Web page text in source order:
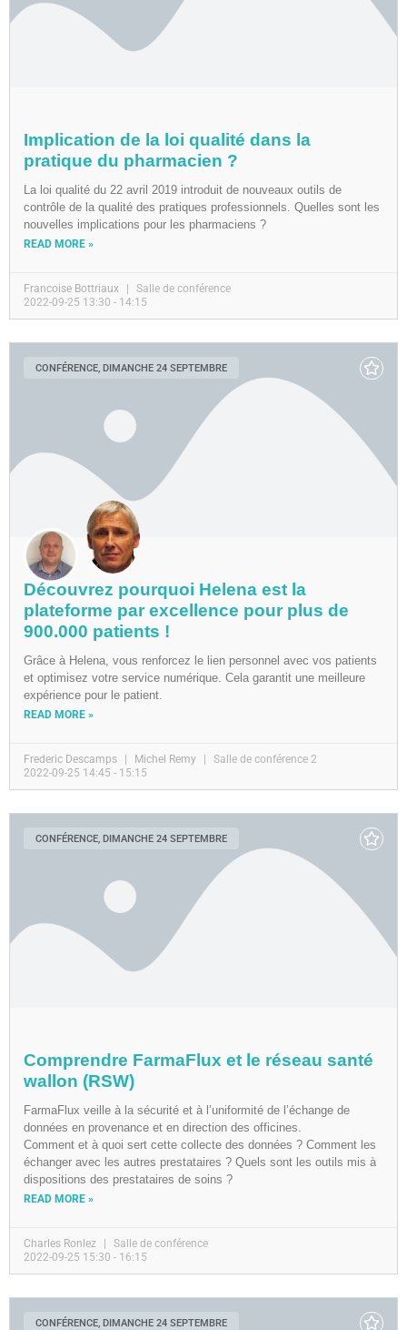
Implication de la loi qualité dans la
pratique du pharmacien ?
La loi qualité du 22 avril 2019 introduit de nouveaux outils de
contrôle de la qualité des pratiques professionnels. Quelles sont les
nouvelles implications pour les pharmaciens ?
READ MORE »
Francoise Bottriaux
Salle de conférence
2022-09-25 13:30 - 14:15
CONFÉRENCE, DIMANCHE 24 SEPTEMBRE
Découvrez pourquoi Helena est la
plateforme par excellence pour plus de
900.000 patients !
Grâce à Helena, vous renforcez le lien personnel avec vos patients
et optimisez votre service numérique. Cela garantit une meilleure
expérience pour le patient.
READ MORE »
Frederic Descamps Michel Remy
Salle de conférence 2
2022-09-25 14:45 - 15:15
CONFÉRENCE, DIMANCHE 24 SEPTEMBRE
Comprendre FarmaFlux et le réseau santé
wallon (RSW)
FarmaFlux veille à la sécurité et à l’uniformité de l’échange de
données en provenance et en direction des officines.
Comment et à quoi sert cette collecte des données ? Comment les
échanger avec les autres prestataires ? Quels sont les outils mis à
dispositions des prestataires de soins ?
READ MORE »
Charles Ronlez
Salle de conférence
2022-09-25 15:30 - 16:15
CONFÉRENCE, DIMANCHE 24 SEPTEMBRE